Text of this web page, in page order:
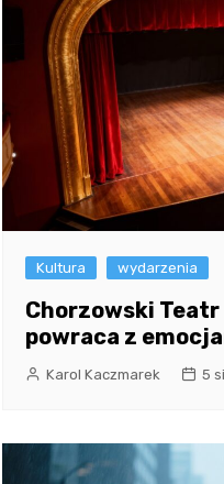
Kultura wydarzenia
Chorzowski Teatr
powraca z
Karol Kaczmarek 5